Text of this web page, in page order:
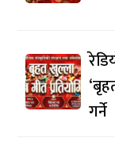
गर्ने